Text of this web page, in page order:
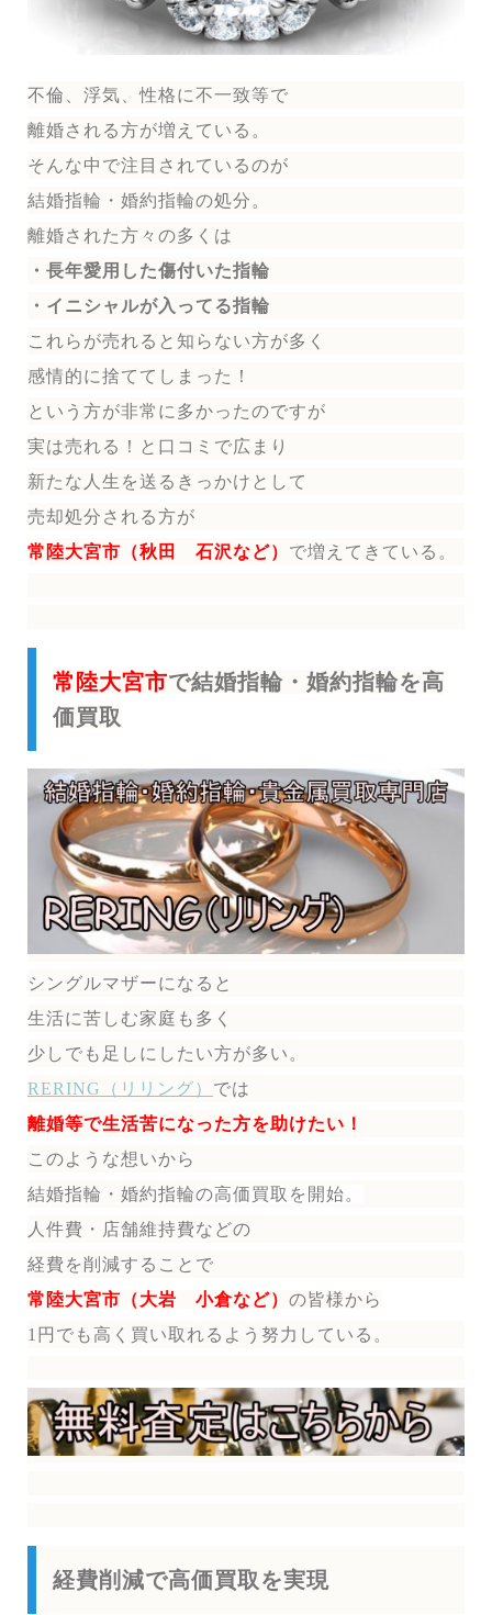
不倫、浮気、性格に不一致等で
離婚される方が増えている。
そんな中で注目されているのが
結婚指輪 ・婚約指輪の処分。
離婚された方々の多くは
・長年愛用した傷付いた指輪
・イニシャルが入ってる指輪
これらが売れると知らない方が多く
感情的に捨ててしまった！
という方が非常に多かったのですが
実は売れる！と口コミで広まり
新たな人生を送る きっかけとして
売却処分される方が
常陸大宮市（秋田 石沢など） で増えてきている。
常陸大宮市で結婚指輪・婚約指輪を高
価買取
シングルマザーになると
生活に苦しむ家庭も多く
少しでも足しにしたい方が多い。
RERING（リリング） では
離婚等で生活苦になった方を助けたい！
このような想いから
結婚指輪・婚約指輪の高価買取を開始。
人件費・店舗維持費などの
経費を削減することで
常陸大宮市（大岩 小倉など） の皆様から
1円でも高く買い取れるよう努力している。
経費削減で高価買取を実現